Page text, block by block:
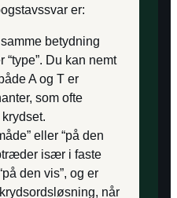
er:
betydning
“type”. Du kan nemt
A og T er
som ofte
eller “på den
især i faste
den vis”, og er
når